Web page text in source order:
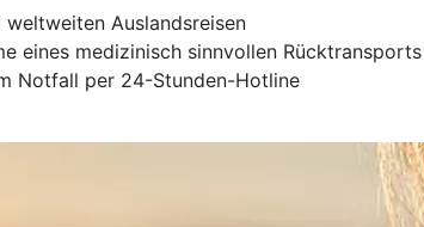
weltweiten Auslandsreisen
eines medizinisch sinnvollen Rücktransports
Notfall per 24-Stunden-Hotline